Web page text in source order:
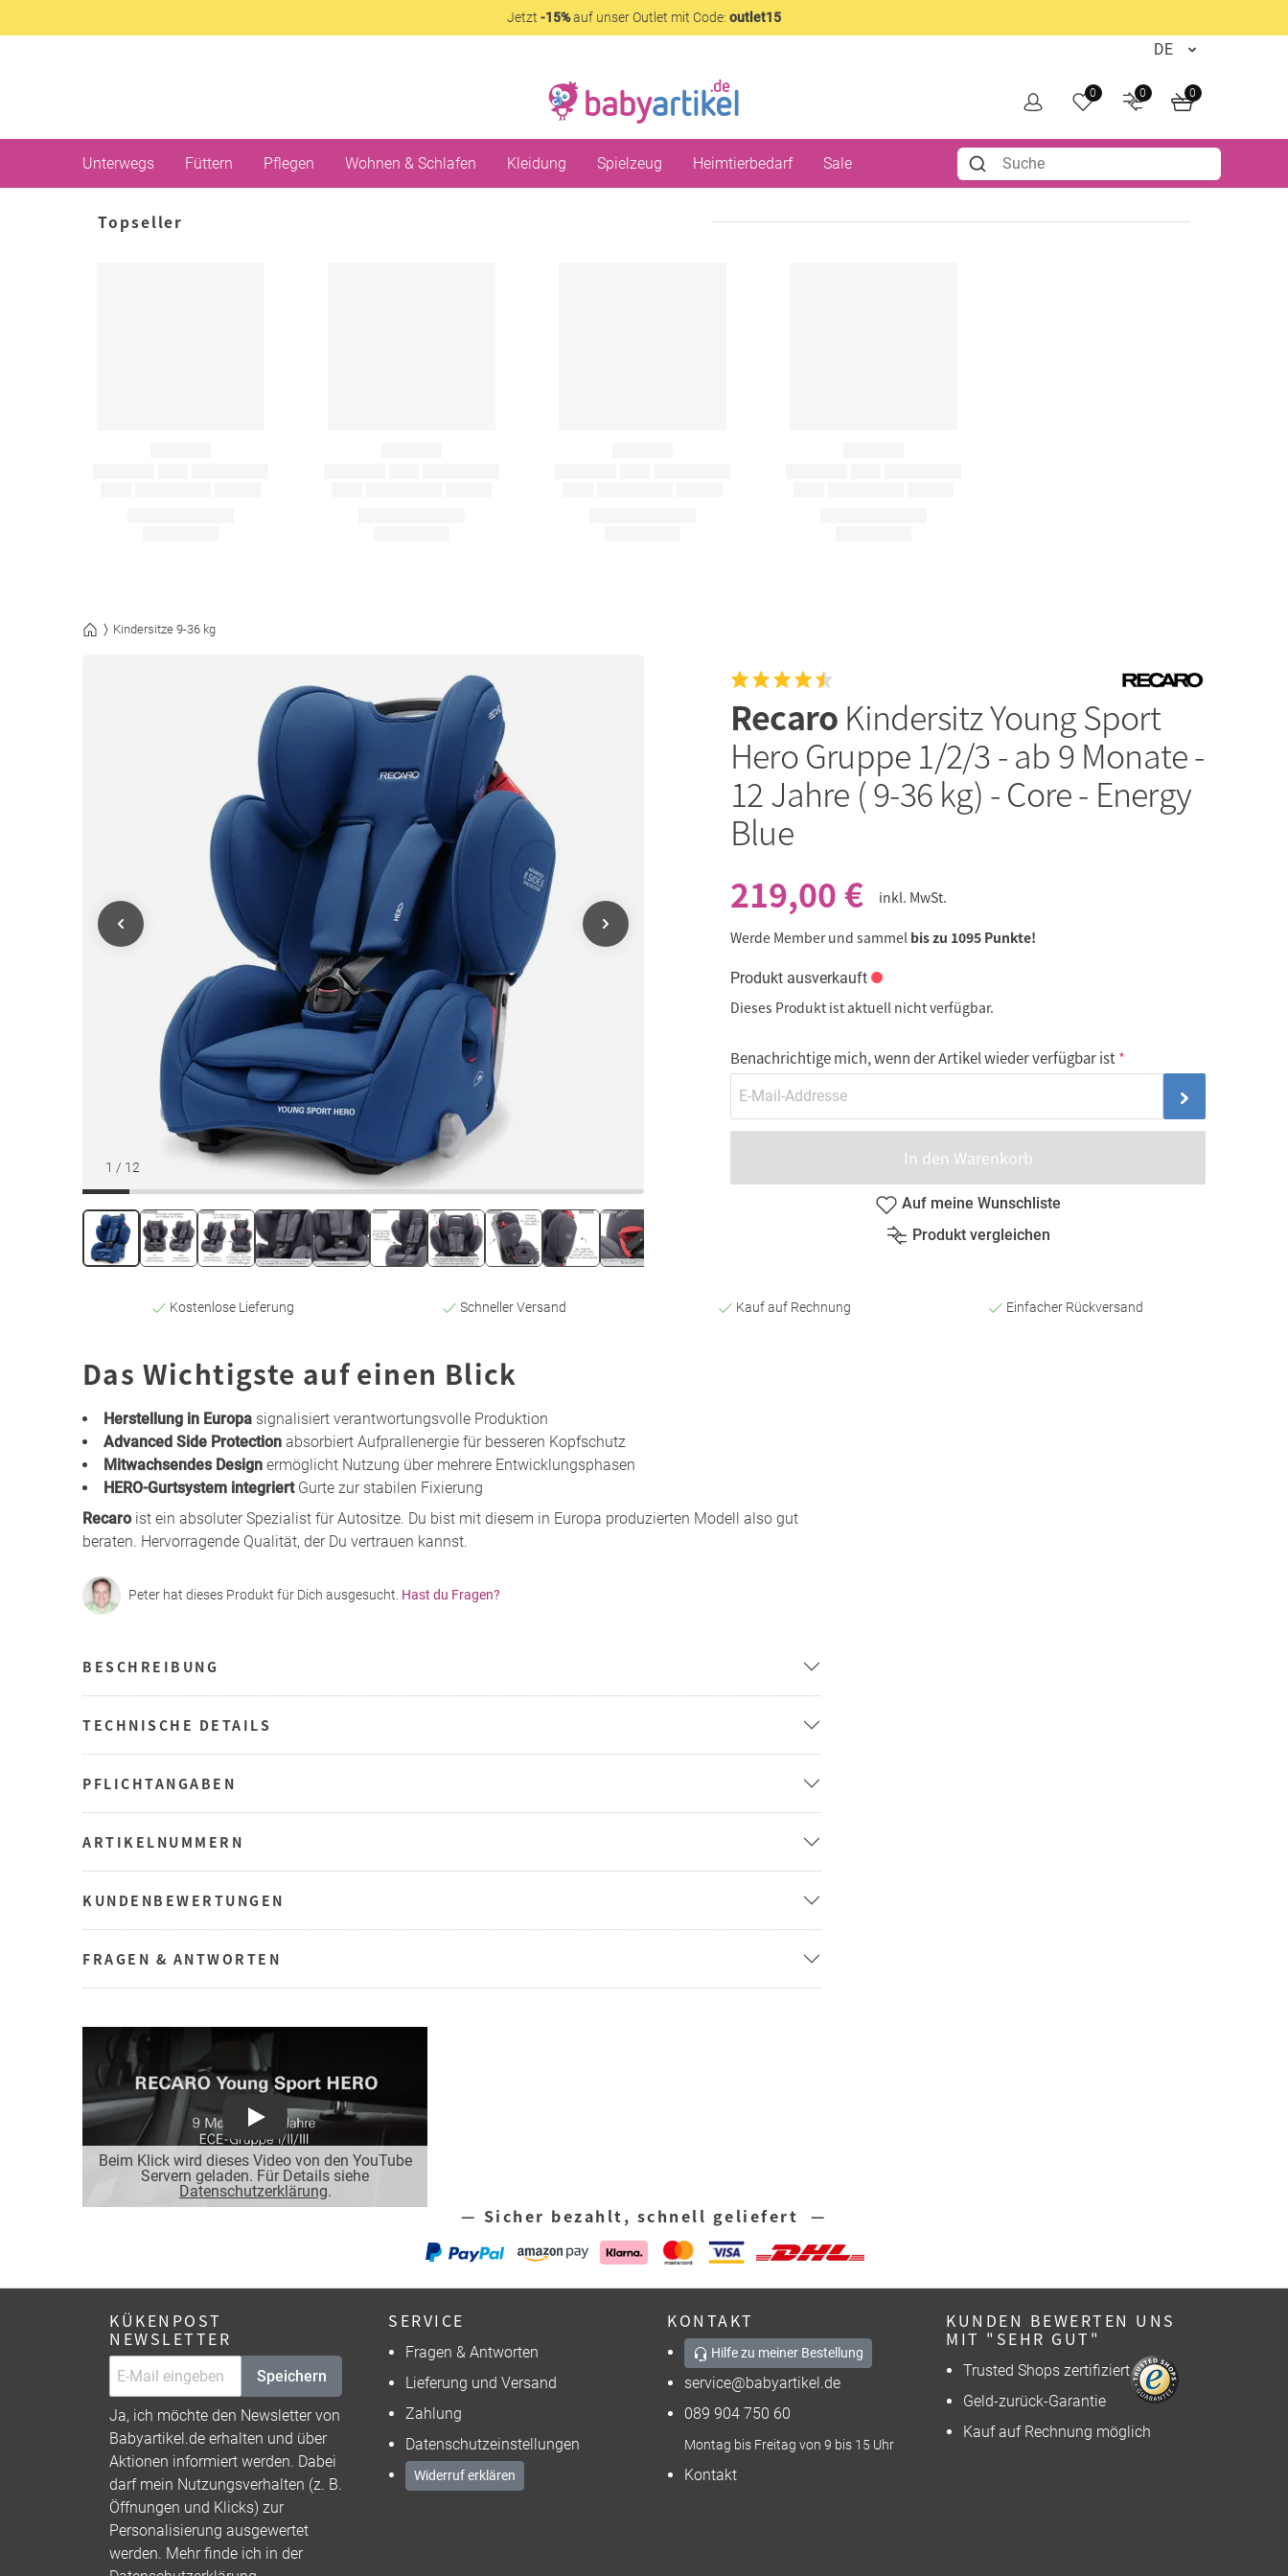
Jetzt -15%auf unser Outlet mit Code: outlet15
0 0 0
Unterwegs Füttern Pflegen Wohnen & Schlafen Kleidung Spielzeug Heimtierbedarf Sale
Topseller
Kindersitze 9-36 kg
1 / 12
Recaro Kindersitz Young Sport
Hero Gruppe 1/2/3 - ab 9 Monate -
12 Jahre ( 9-36 kg) - Core - Energy
Blue
219,00 €
inkl. MwSt.
Werde Member und sammel bis zu 1095 Punkte!
Produkt ausverkauft
Dieses Produkt ist aktuell nicht verfügbar.
Benachrichtige mich, wenn der Artikel wieder verfügbar ist
In den Warenkorb
Auf meine Wunschliste
Produkt vergleichen
Kostenlose Lieferung Schneller Versand Kauf auf Rechnung Einfacher Rückversand
Das Wichtigste auf einen Blick
Herstellung in Europa signalisiert verantwortungsvolle Produktion
Advanced Side Protection absorbiert Aufprallenergie für besseren Kopfschutz
Mitwachsendes Design ermöglicht Nutzung über mehrere Entwicklungsphasen
HERO-Gurtsystem integriertGurte zur stabilen Fixierung
Recaro ist ein absoluter Spezialist für Autositze. Du bist mit diesem in Europa produzierten Modell also gut
beraten. Hervorragende Qualität, der Du vertrauen kannst.
Peter hat dieses Produkt für Dich ausgesucht. Hast du Fragen?
BESCHREIBUNG
TECHNISCHE DETAILS
PFLICHTANGABEN
ARTIKELNUMMERN
KUNDENBEWERTUNGEN
FRAGEN & ANTWORTEN
Beim Klick wird dieses Video von den YouTube
Servern geladen. Für Details siehe
Datenschutzerklärung.
Play
— Sicher bezahlt, schnell geliefert —
KÜKENPOST
NEWSLETTER
Speichern
Ja, ich möchte den Newsletter von
Babyartikel.de erhalten und über
Aktionen informiert werden. Dabei
darf mein Nutzungsverhalten (z. B.
Öffnungen und Klicks) zur
Personalisierung ausgewertet
werden. Mehr finde ich in der
SERVICE
Fragen & Antworten
Lieferung und Versand
Zahlung
Datenschutzeinstellungen
Widerruf erklären
KONTAKT
Hilfe zu meiner Bestellung
service@babyartikel.de
089 904 750 60
Montag bis Freitag von 9 bis 15 Uhr
Kontakt
KUNDEN BEWERTEN UNS
MIT "SEHR GUT"
Trusted Shops zertifiziert
Geld-zurück-Garantie
Kauf auf Rechnung möglich